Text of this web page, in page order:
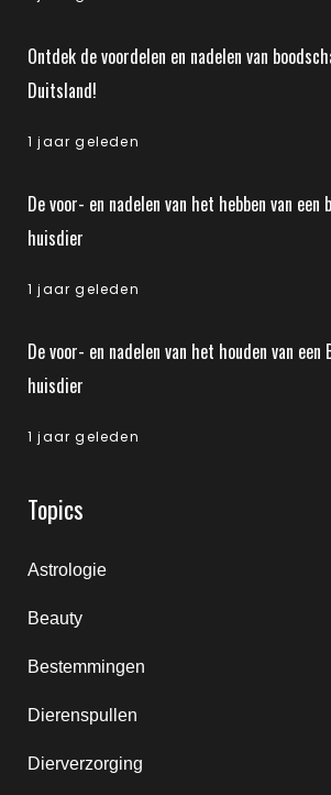
Ontdek de voordelen en nadelen van
Duitsland!
1 jaar geleden
De voor- en nadelen van het hebben van een
huisdier
1 jaar geleden
De voor- en nadelen van het houden van een
huisdier
1 jaar geleden
Topics
Astrologie
Beauty
Bestemmingen
Dierenspullen
Dierverzorging